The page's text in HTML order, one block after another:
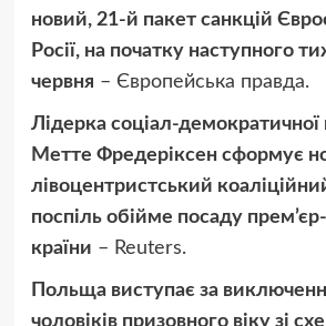
новий, 21-й пакет санкцій
Росії, на початку наступного
червня – Європейська правда.
Лідерка соціал-демократичної
Метте Фредеріксен сформує
лівоцентристський
поспіль обійме посаду
країни – Reuters.
Польща виступає за
чоловіків призовного віку зі